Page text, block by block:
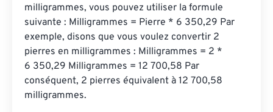
milligrammes, vous pouvez utiliser la formule
suivante : Milligrammes = Pierre * 6 350,29 Par
exemple, disons que vous voulez convertir 2
pierres en milligrammes : Milligrammes = 2 *
6 350,29 Milligrammes = 12 700,58 Par
conséquent, 2 pierres équivalent à 12 700,58
milligrammes.